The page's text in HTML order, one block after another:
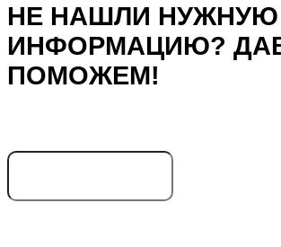
НЕ НАШЛИ НУЖНУЮ
ИНФОРМАЦИЮ?
ПОМОЖЕМ!